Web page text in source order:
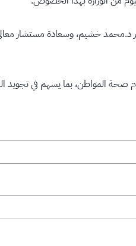
خشيم، وسعادة مستشار معالي
صحة المواطن، بما يسهم في تجويد